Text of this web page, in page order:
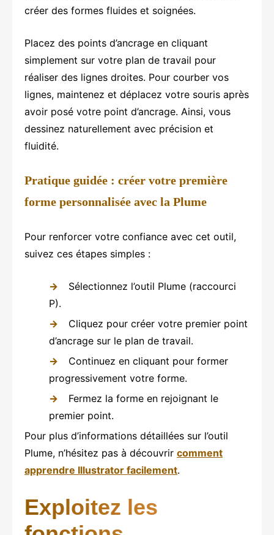
créer des formes fluides et soignées.
Placez des points d’ancrage en cliquant
simplement sur votre plan de travail pour
réaliser des lignes droites. Pour courber vos
lignes, maintenez et déplacez votre souris après
avoir posé votre point d’ancrage. Ainsi, vous
dessinez naturellement avec précision et
fluidité.
Pratique guidée : créer votre première
forme personnalisée avec la Plume
Pour renforcer votre confiance avec cet outil,
suivez ces étapes simples :
Sélectionnez l’outil Plume (raccourci
P).
Cliquez pour créer votre premier point
d’ancrage sur le plan de travail.
Continuez en cliquant pour former
progressivement votre forme.
Fermez la forme en rejoignant le
premier point.
Pour plus d’informations détaillées sur l’outil
Plume, n’hésitez pas à découvrir comment
apprendre Illustrator facilement.
Exploitez les